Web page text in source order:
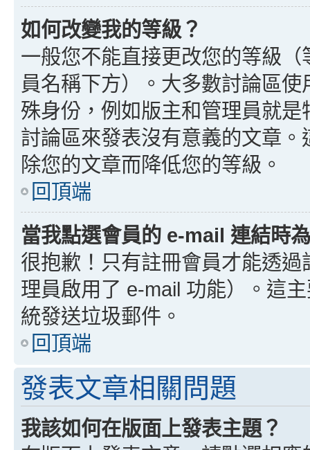
如何改變我的等級？
一般您不能直接更改您的等級
員名稱下方）。大多數討論區
殊身份，例如版主和管理員就
討論區來發表沒有意義的文章
除您的文章而降低您的等級。
回頂端
當我點選會員的 e-mail 連結時
很抱歉！只有註冊會員才能透
理員啟用了 e-mail 功能）。這
統發送垃圾郵件。
回頂端
發表文章相關問題
我該如何在版面上發表主題？